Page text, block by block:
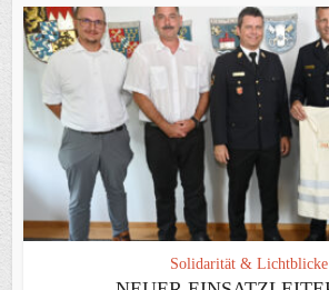
Solidarität & Lichtblicke